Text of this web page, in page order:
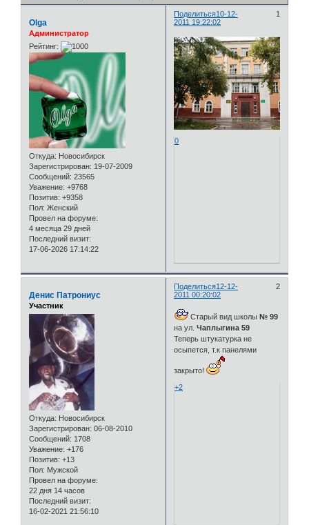
Поделиться 1
10-12-
2011 19:22:02
Olga
Администратор
Рейтинг:
Откуда: Новосибирск
Зарегистрирован: 19-07-2009
Сообщений: 23565
Уважение: +9768
Позитив: +9358
Пол: Женский
Провел на форуме:
4 месяца 29 дней
Последний визит:
17-06-2026 17:14:22
0
Поделиться 2
12-12-
2011 00:20:02
Денис Патрониус
Участник
Откуда: Новосибирск
Зарегистрирован: 06-08-2010
Сообщений: 1708
Уважение: +176
Позитив: +13
Пол: Мужской
Провел на форуме:
22 дня 14 часов
Последний визит:
16-02-2021 21:56:10
Старый вид школы № 99
на ул.Чаплыгина 59
Теперь штукатурка не
осыпется, т.к панелями
закрыто!
+2